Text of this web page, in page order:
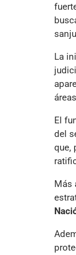
La
El
del
que,
Más